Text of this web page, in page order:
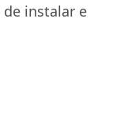
instalar e